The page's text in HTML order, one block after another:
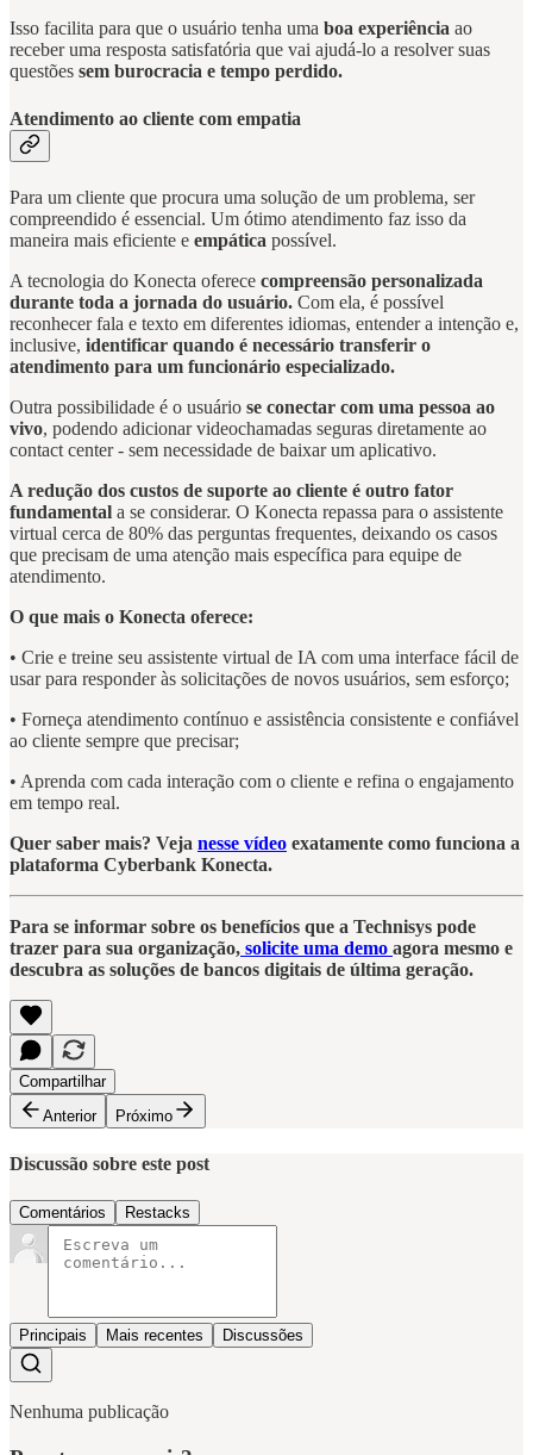
Isso facilita para que o usuário tenha uma boa experiência ao
receber uma resposta satisfatória que vai ajudá-lo a resolver suas
questões sem burocracia e tempo perdido.
Atendimento ao cliente com empatia
Para um cliente que procura uma solução de um problema, ser
compreendido é essencial. Um ótimo atendimento faz isso da
maneira mais eficiente e empática possível.
A tecnologia do Konecta oferece compreensão personalizada
durante toda a jornada do usuário. Com ela, é possível
reconhecer fala e texto em diferentes idiomas, entender a intenção e,
inclusive, identificar quando é necessário transferir o
atendimento para um funcionário especializado.
Outra possibilidade é o usuário se conectar com uma pessoa ao
vivo, podendo adicionar videochamadas seguras diretamente ao
contact center - sem necessidade de baixar um aplicativo.
A redução dos custos de suporte ao cliente é outro fator
fundamental a se considerar. O Konecta repassa para o assistente
virtual cerca de 80% das perguntas frequentes, deixando os casos
que precisam de uma atenção mais específica para equipe de
atendimento.
O que mais o Konecta oferece:
• Crie e treine seu assistente virtual de IA com uma interface fácil de
usar para responder às solicitações de novos usuários, sem esforço;
• Forneça atendimento contínuo e assistência consistente e confiável
ao cliente sempre que precisar;
• Aprenda com cada interação com o cliente e refina o engajamento
em tempo real.
Quer saber mais? Veja nesse vídeo exatamente como funciona a
plataforma Cyberbank Konecta.
Para se informar sobre os benefícios que a Technisys pode
trazer para sua organização, solicite uma demo agora mesmo e
descubra as soluções de bancos digitais de última geração.
Compartilhar
Anterior
Próximo
Discussão sobre este post
Comentários Restacks
Principais Mais recentes Discussões
Nenhuma publicação